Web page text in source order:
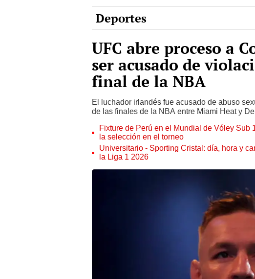
Deportes
UFC abre proceso a
ser acusado de
final de la NBA
El luchador irlandés fue acusado de abuso
de las finales de la NBA entre Miami Heat y
Fixture de Perú en el Mundial de Vóley Sub
la selección en el torneo
Universitario - Sporting Cristal: día, hora y
la Liga 1 2026